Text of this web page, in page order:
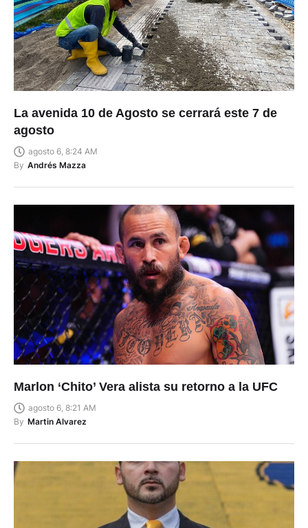
La avenida 10 de Agosto se cerrará este 7 de
agosto
agosto 6, 8:24 AM
By Andrés Mazza
Marlon ‘Chito’ Vera alista su retorno a la UFC
agosto 6, 8:21 AM
By Martin Alvarez